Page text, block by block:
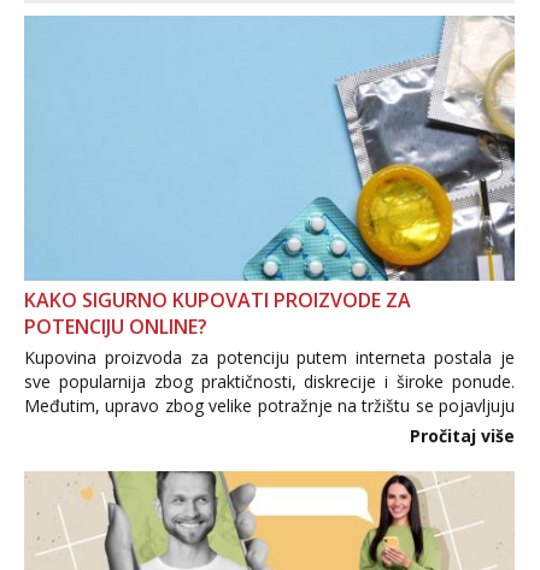
KAKO SIGURNO KUPOVATI PROIZVODE ZA
POTENCIJU ONLINE?
Kupovina proizvoda za potenciju putem interneta postala je
sve popularnija zbog praktičnosti, diskrecije i široke ponude.
Međutim, upravo zbog velike potražnje na tržištu se pojavljuju
i brojni krivotvoreni proizvodi, nepouzdane internetske
Pročitaj više